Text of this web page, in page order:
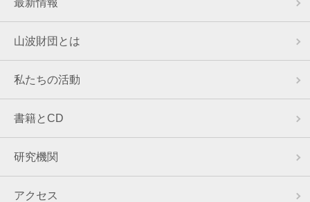
最新情報
山波財団とは
私たちの活動
書籍とCD
研究機関
アクセス